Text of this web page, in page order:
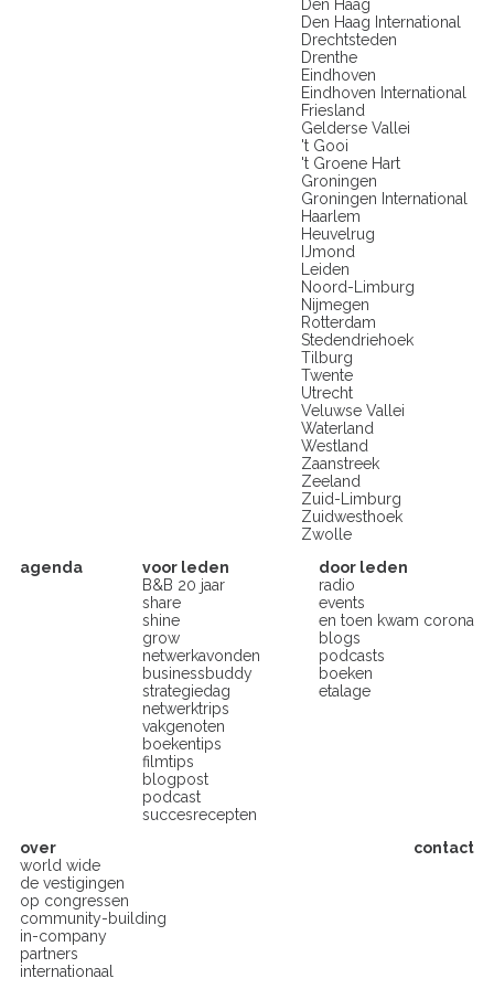
Den Haag
Den Haag International
Drechtsteden
Drenthe
Eindhoven
Eindhoven International
Friesland
Gelderse Vallei
't Gooi
't Groene Hart
Groningen
Groningen International
Haarlem
Heuvelrug
IJmond
Leiden
Noord-Limburg
Nijmegen
Rotterdam
Stedendriehoek
Tilburg
Twente
Utrecht
Veluwse Vallei
Waterland
Westland
Zaanstreek
Zeeland
Zuid-Limburg
Zuidwesthoek
Zwolle
agenda
voor leden
B&B 20 jaar
share
shine
grow
netwerkavonden
businessbuddy
strategiedag
netwerktrips
vakgenoten
boekentips
filmtips
blogpost
podcast
succesrecepten
door leden
radio
events
en toen kwam corona
blogs
podcasts
boeken
etalage
over
world wide
de vestigingen
op congressen
community-building
in-company
partners
internationaal
contact